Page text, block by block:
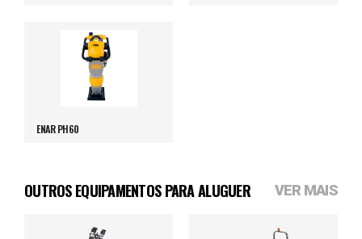
ENAR PH60
OUTROS EQUIPAMENTOS PARA ALUGUER VER MAIS